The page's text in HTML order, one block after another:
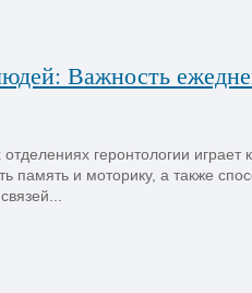
Важность
геронтологии
память и моторику, а также